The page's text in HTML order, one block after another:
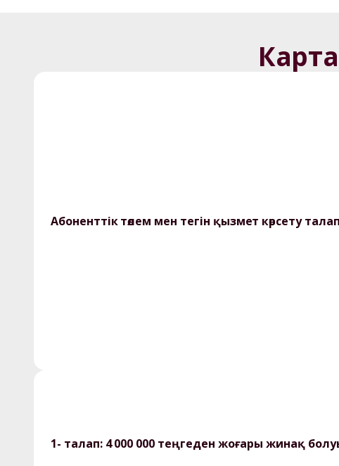
Абоненттік төлем мен тегін қызмет көрсету
1- талап: 4 000 000 теңгеден жоғары жинақ